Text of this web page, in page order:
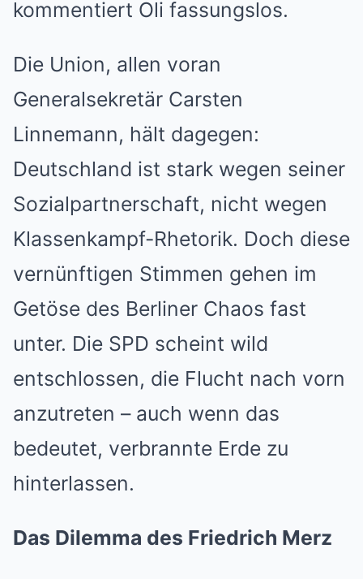
kommentiert Oli fassungslos.
Die Union, allen voran
Generalsekretär Carsten
Linnemann, hält dagegen:
Deutschland ist stark wegen seiner
Sozialpartnerschaft, nicht wegen
Klassenkampf-Rhetorik. Doch diese
vernünftigen Stimmen gehen im
Getöse des Berliner Chaos fast
unter. Die SPD scheint wild
entschlossen, die Flucht nach vorn
anzutreten – auch wenn das
bedeutet, verbrannte Erde zu
hinterlassen.
Das Dilemma des Friedrich Merz